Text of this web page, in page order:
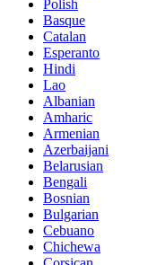
Polish
Basque
Catalan
Esperanto
Hindi
Lao
Albanian
Amharic
Armenian
Azerbaijani
Belarusian
Bengali
Bosnian
Bulgarian
Cebuano
Chichewa